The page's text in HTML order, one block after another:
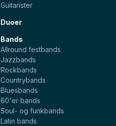
Guitarister
Duoer
Bands
Allround festbands
Jazzbands
Rockbands
Countrybands
Bluesbands
60'er bands
Soul- og funkbands
Latin bands